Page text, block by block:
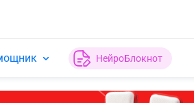
НейроБлокнот